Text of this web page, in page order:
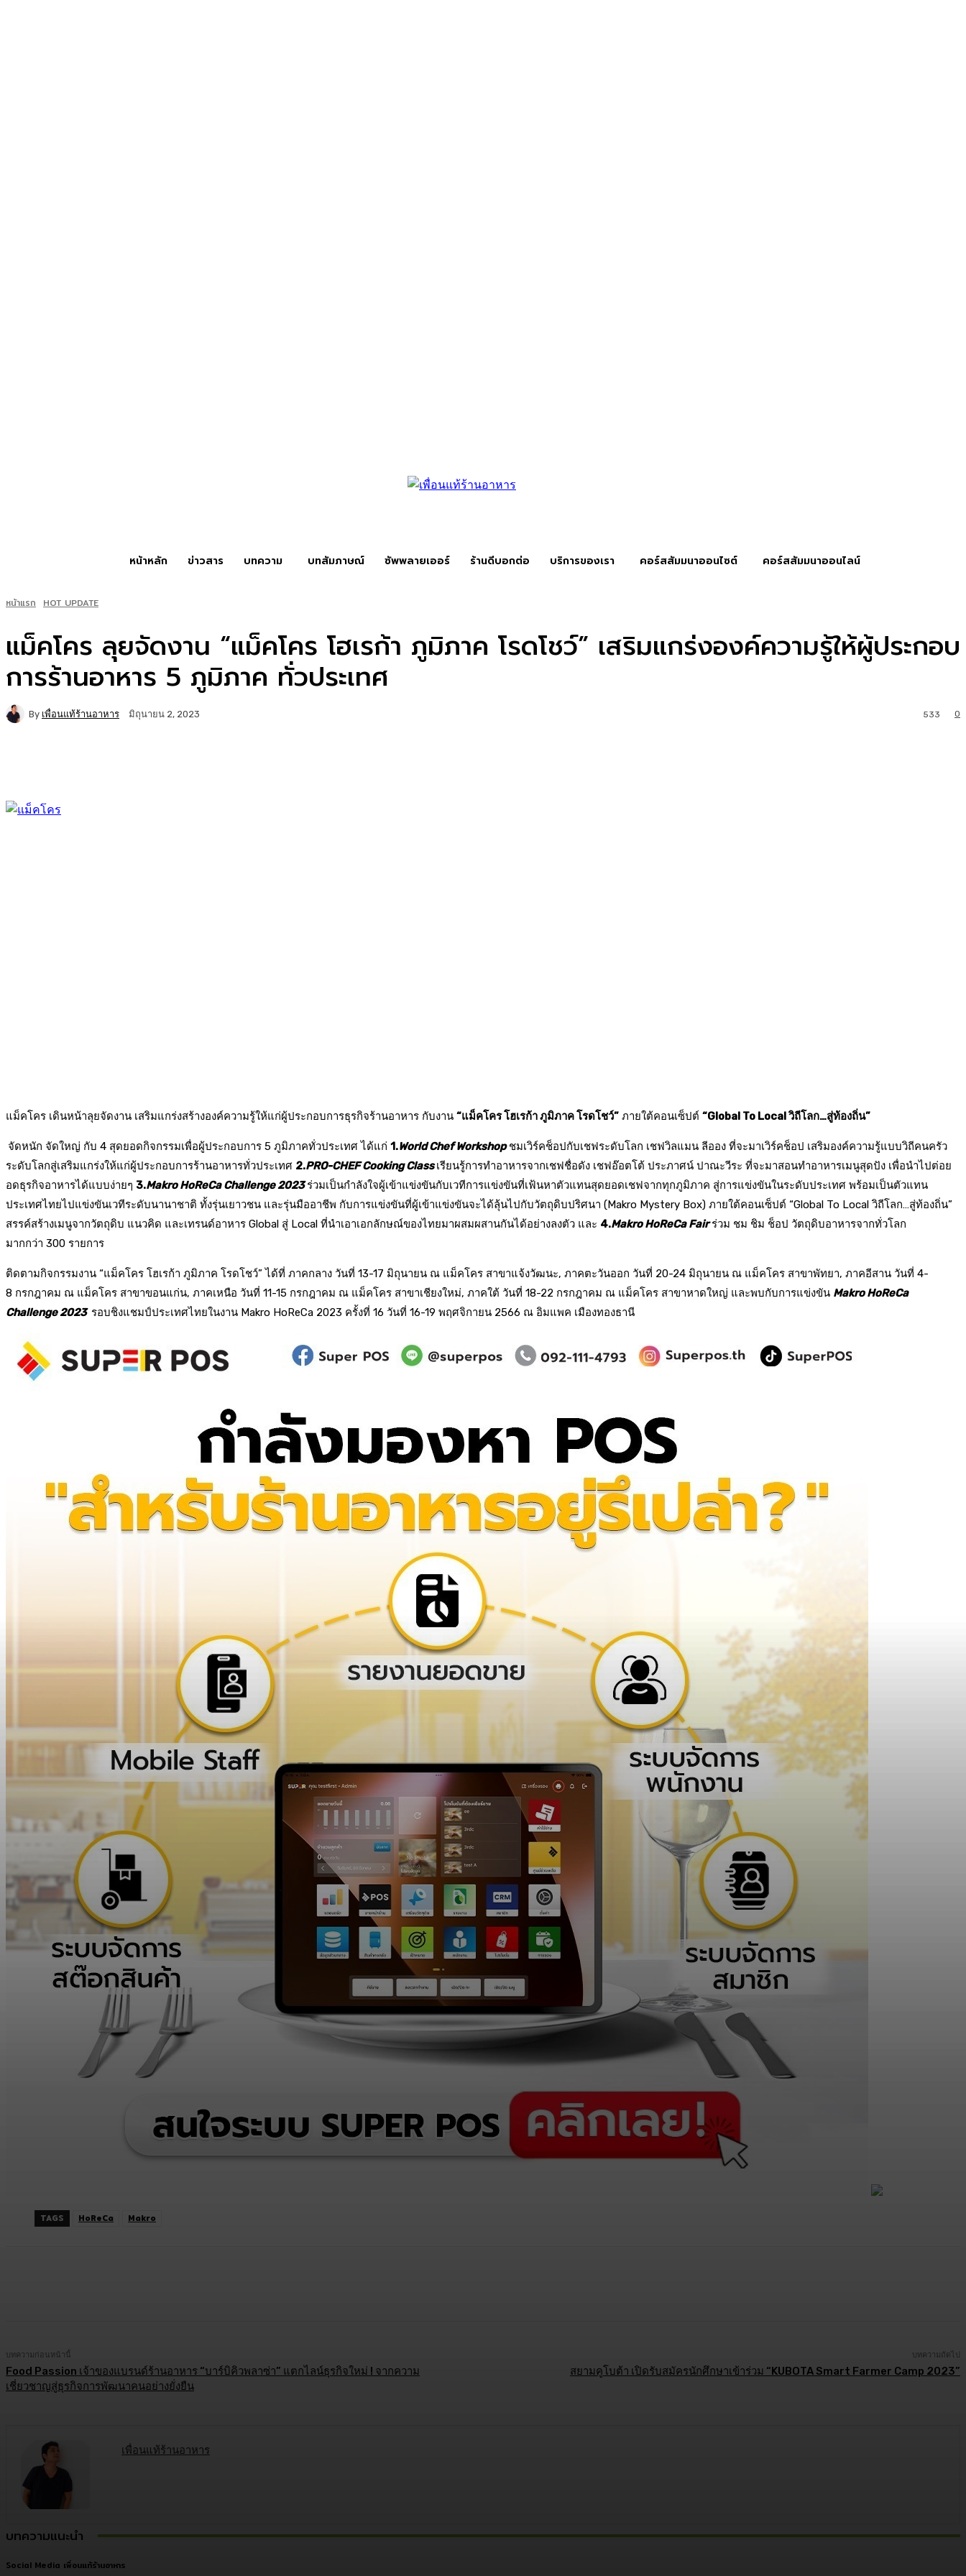
หน้าหลัก ข่าวสาร บทความ บทสัมภาษณ์ ซัพพลายเออร์ ร้านดีบอกต่อ บริการของเรา คอร์สสัมมนาออนไซต์ คอร์สสัมมนาออนไลน์
หน้าแรก HOT UPDATE
แม็คโคร ลุยจัดงาน “แม็คโคร โฮเรก้า ภูมิภาค โรดโชว์” เสริมแกร่งองค์ความรู้ให้ผู้ประกอบ
การร้านอาหาร 5 ภูมิภาค ทั่วประเทศ
By เพื่อนแท้ร้านอาหาร มิถุนายน 2, 2023 0
533
แม็คโคร เดินหน้าลุยจัดงาน เสริมแกร่งสร้างองค์ความรู้ให้แก่ผู้ประกอบการธุรกิจร้านอาหาร กับงาน “แม็คโคร โฮเรก้า ภูมิภาค โรดโชว์” ภายใต้คอนเซ็ปต์ “Global To Local วิถีโลก…สู่ท้องถิ่น”
จัดหนัก จัดใหญ่ กับ 4 สุดยอดกิจกรรมเพื่อผู้ประกอบการ 5 ภูมิภาคทั่วประเทศ ได้แก่ 1.World Chef Workshopชมเวิร์คช็อปกับเชฟระดับโลก เชฟวิลแมน ลีออง ที่จะมาเวิร์คช็อป เสริมองค์ความรู้แบบวิถีคนครัว
ระดับโลกสู่เสริมแกร่งให้แก่ผู้ประกอบการร้านอาหารทั่วประเทศ 2.PRO-CHEF Cooking Classเรียนรู้การทำอาหารจากเชฟชื่อดัง เชฟอ๊อตโต้ ประภาศน์ ปาณะวีระ ที่จะมาสอนทำอาหารเมนูสุดปัง เพื่อนำไปต่อย
อดธุรกิจอาหารได้แบบง่ายๆ 3.Makro HoReCa Challenge 2023 ร่วมเป็นกำลังใจผู้เข้าแข่งขันกับเวทีการแข่งขันที่เฟ้นหาตัวแทนสุดยอดเชฟจากทุกภูมิภาค สู่การแข่งขันในระดับประเทศ พร้อมเป็นตัวแทน
ประเทศไทยไปแข่งขันเวทีระดับนานาชาติ ทั้งรุ่นเยาวชน และรุ่นมืออาชีพ กับการแข่งขันที่ผู้เข้าแข่งขันจะได้ลุ้นไปกับวัตถุดิบปริศนา (Makro Mystery Box) ภายใต้คอนเซ็ปต์ “Global To Local วิถีโลก…สู่ท้องถิ่น”
สรรค์สร้างเมนูจากวัตถุดิบ แนวคิด และเทรนด์อาหาร Global สู่ Local ที่นำเอาเอกลักษณ์ของไทยมาผสมผสานกันได้อย่างลงตัว และ 4.Makro HoReCa Fairร่วม ชม ชิม ช็อป วัตถุดิบอาหารจากทั่วโลก
มากกว่า 300 รายการ
ติดตามกิจกรรมงาน “แม็คโคร โฮเรก้า ภูมิภาค โรดโชว์”ได้ที่ ภาคกลาง วันที่ 13-17 มิถุนายน ณ แม็คโคร สาขาแจ้งวัฒนะ, ภาคตะวันออก วันที่ 20-24 มิถุนายน ณ แม็คโคร สาขาพัทยา, ภาคอีสาน วันที่ 4-
8 กรกฎาคม ณ แม็คโคร สาขาขอนแก่น, ภาคเหนือ วันที่ 11-15 กรกฎาคม ณ แม็คโคร สาขาเชียงใหม่, ภาคใต้ วันที่ 18-22 กรกฎาคม ณ แม็คโคร สาขาหาดใหญ่ และพบกับการแข่งขัน Makro HoReCa
Challenge 2023 รอบชิงแชมป์ประเทศไทยในงาน Makro HoReCa 2023 ครั้งที่ 16 วันที่ 16-19 พฤศจิกายน 2566 ณ อิมแพค เมืองทองธานี
TAGS HoReCa Makro
บทความก่อนหน้านี้
Food Passion เจ้าของแบรนด์ร้านอาหาร “บาร์บิคิวพลาซ่า” แตกไลน์ธุรกิจใหม่ ! จากความ
เชี่ยวชาญสู่ธุรกิจการพัฒนาคนอย่างยั่งยืน
บทความถัดไป
สยามคูโบต้า เปิดรับสมัครนักศึกษาเข้าร่วม “KUBOTA Smart Farmer Camp 2023”
เพื่อนแท้ร้านอาหาร
บทความแนะนำ
Social Media เพื่อนแท้ร้านอาหาร